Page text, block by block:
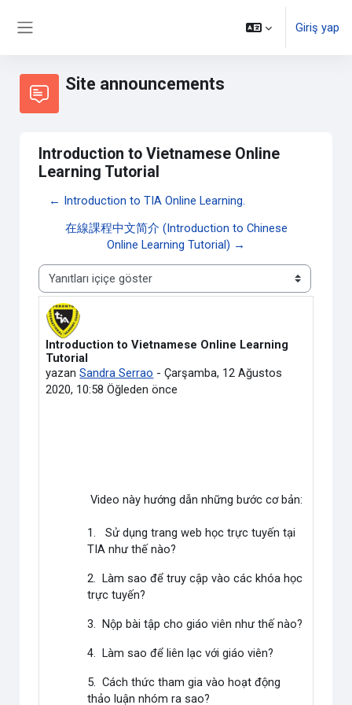
Giriş yap
Site announcements
Introduction to Vietnamese Online
Learning Tutorial
← Introduction to TIA Online Learning.
在線課程中文简介 (Introduction to Chinese
Online Learning Tutorial) →
Görünüm modu
Introduction to Vietnamese Online Learning
Tutorial
yazanSandra Serrao -Çarşamba, 12 Ağustos
2020, 10:58 Öğleden önce
Yanıt sayısı: 0
Video này hướng dẫn những bước cơ bản:
1. Sử dụng trang web học trực tuyến tại
TIA như thế nào?
2. Làm sao để truy cập vào các khóa học
trực tuyến?
3. Nộp bài tập cho giáo viên như thế nào?
4. Làm sao để liên lạc với giáo viên?
5. Cách thức tham gia vào hoạt động
thảo luận nhóm ra sao?